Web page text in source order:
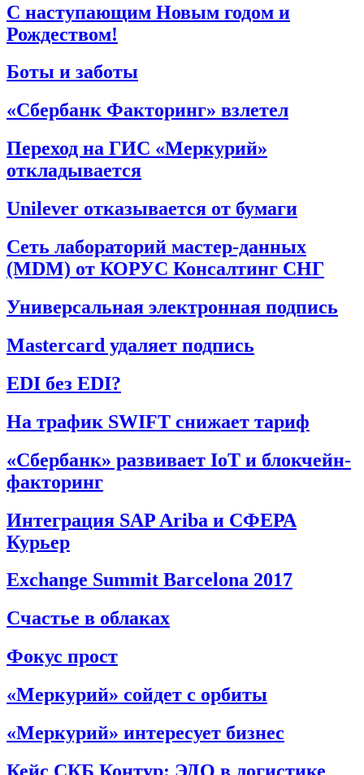
С наступающим Новым годом и
Рождеством!
Боты и заботы
«Сбербанк Факторинг» взлетел
Переход на ГИС «Меркурий»
откладывается
Unilever отказывается от бумаги
Сеть лабораторий мастер-данных
(MDM) от КОРУС Консалтинг СНГ
Универсальная электронная подпись
Mastercard удаляет подпись
EDI без EDI?
На трафик SWIFT снижает тариф
«Сбербанк» развивает IoT и блокчейн-
факторинг
Интеграция SAP Ariba и СФЕРА
Курьер
Exchange Summit Barcelona 2017
Счастье в облаках
Фокус прост
«Меркурий» сойдет с орбиты
«Меркурий» интересует бизнес